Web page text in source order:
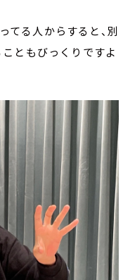
てる人からすると、別
ともびっくりですよ